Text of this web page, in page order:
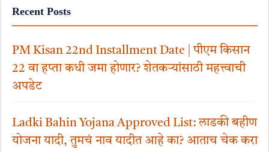
Recent Posts
PM Kisan 22nd Installment Date | पीएम किसान
22 वा हप्ता कधी जमा होणार? शेतकऱ्यांसाठी महत्त्वाची
अपडेट
Ladki Bahin Yojana Approved List: लाडकी बहीण
योजना यादी, तुमचं नाव यादीत आहे का? आताच चेक करा